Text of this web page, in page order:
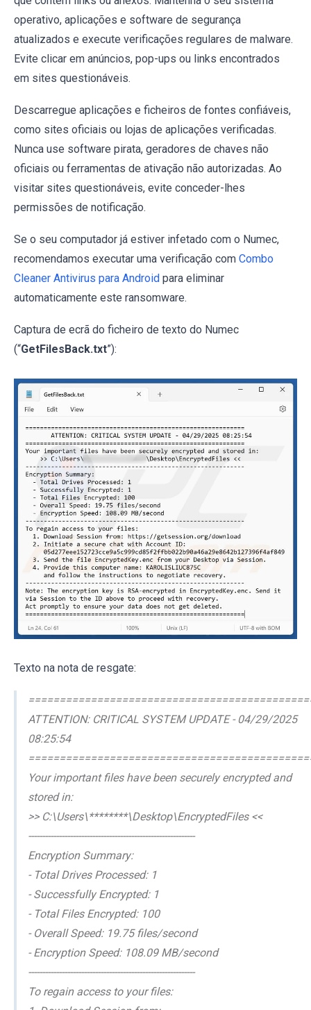
operativo, aplicações e software de segurança
atualizados e execute verificações regulares de malware.
Evite clicar em anúncios, pop-ups ou links encontrados
em sites questionáveis.
Descarregue aplicações e ficheiros de fontes confiáveis,
como sites oficiais ou lojas de aplicações verificadas.
Nunca use software pirata, geradores de chaves não
oficiais ou ferramentas de ativação não autorizadas. Ao
visitar sites questionáveis, evite conceder-lhes
permissões de notificação.
Se o seu computador já estiver infetado com o Numec,
recomendamos executar uma verificação com Combo
Cleaner Antivirus para Android para eliminar
automaticamente este ransomware.
Captura de ecrã do ficheiro de texto do Numec
(“GetFilesBack.txt”):
Texto na nota de resgate:
ATTENTION: CRITICAL SYSTEM UPDATE - 04/29/2025
08:25:54
Your important files have been securely encrypted and
stored in:
>> C:\Users\********\Desktop\EncryptedFiles <<
------------------------------------------------------------
Encryption Summary:
- Total Drives Processed: 1
- Successfully Encrypted: 1
- Total Files Encrypted: 100
- Overall Speed: 19.75 files/second
- Encryption Speed: 108.09 MB/second
------------------------------------------------------------
To regain access to your files: